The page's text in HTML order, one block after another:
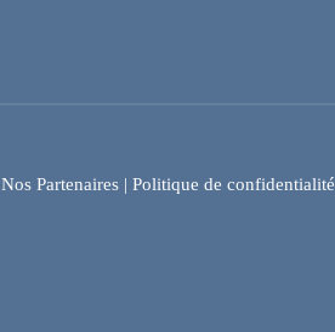
Nos Partenaires| Politique de confidentialité